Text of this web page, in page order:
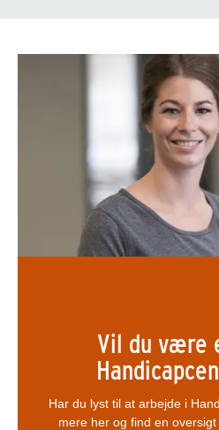
Vil du være
Har du lyst til at arbejde i
mere her og find en